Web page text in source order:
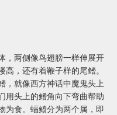
，两侧像鸟翅膀一样伸展开
，还有着鞭子样的尾鳍。
，就像西方神话中魔鬼头上
用头上的鳍角向下弯曲帮助
为食。蝠鲼分为两个属，即